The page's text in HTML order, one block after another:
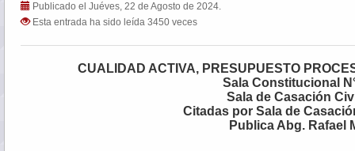
Publicado el Juéves, 22 de Agosto de 2024.
Esta entrada ha sido leída 3450 veces
CUALIDAD ACTIVA, PRESUPUESTO
Sala Constitucional
Sala de Casación
Citadas por Sala de
Publica Abg. Rafael